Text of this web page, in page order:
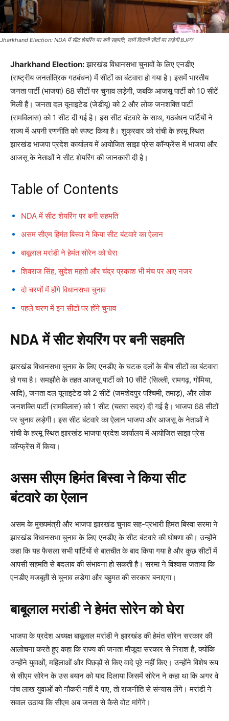
Jharkhand Election: NDA में सीट शेयरिंग पर बनी सहमति, जानें कितनी सीटों पर लड़ेगी BJP?
Jharkhand Election:झारखंड विधानसभा चुनावों के लिए एनडीए
(राष्ट्रीय जनतांत्रिक गठबंधन) में सीटों का बंटवारा हो गया है। इसमें भारतीय
जनता पार्टी (भाजपा) 68 सीटों पर चुनाव लड़ेगी, जबकि आजसू पार्टी को 10 सीटें
मिली हैं। जनता दल यूनाइटेड (जेडीयू) को 2 और लोक जनशक्ति पार्टी
(रामविलास) को 1 सीट दी गई है। इस सीट बंटवारे के साथ, गठबंधन पार्टियों ने
राज्य में अपनी रणनीति को स्पष्ट किया है। शुक्रवार को रांची के हरमू स्थित
झारखंड भाजपा प्रदेश कार्यालय में आयोजित साझा प्रेस कॉन्फ्रेंस में भाजपा और
आजसू के नेताओं ने सीट शेयरिंग की जानकारी दी है।
Table of Contents
NDA में सीट शेयरिंग पर बनी सहमति
असम सीएम हिमंत बिस्वा ने किया सीट बंटवारे का ऐलान
बाबूलाल मरांडी ने हेमंत सोरेन को घेरा
शिवराज सिंह, सुदेश महतो और चंद्र प्रकाश भी मंच पर आए नजर
दो चरणों में होंगे विधानसभा चुनाव
पहले चरण में इन सीटों पर होंगे चुनाव
NDA में सीट शेयरिंग पर बनी सहमति
झारखंड विधानसभा चुनाव के लिए एनडीए के घटक दलों के बीच सीटों का बंटवारा
हो गया है। समझौते के तहत आजसू पार्टी को 10 सीटें (सिल्ली, रामगढ़, गोमिया,
आदि), जनता दल यूनाइटेड को 2 सीटें (जमशेदपुर पश्चिमी, तमाड़), और लोक
जनशक्ति पार्टी (रामविलास) को 1 सीट (चतरा सदर) दी गई है। भाजपा 68 सीटों
पर चुनाव लड़ेगी। इस सीट बंटवारे का ऐलान भाजपा और आजसू के नेताओं ने
रांची के हरमू स्थित झारखंड भाजपा प्रदेश कार्यालय में आयोजित साझा प्रेस
कॉन्फ्रेंस में किया।
असम सीएम हिमंत बिस्वा ने किया सीट
बंटवारे का ऐलान
असम के मुख्यमंत्री और भाजपा झारखंड चुनाव सह-प्रभारी हिमंत बिस्वा सरमा ने
झारखंड विधानसभा चुनाव के लिए एनडीए के सीट बंटवारे की घोषणा की। उन्होंने
कहा कि यह फैसला सभी पार्टियों से बातचीत के बाद किया गया है और कुछ सीटों में
आपसी सहमति से बदलाव की संभावना हो सकती है। सरमा ने विश्वास जताया कि
एनडीए मजबूती से चुनाव लड़ेगा और बहुमत की सरकार बनाएगा।
बाबूलाल मरांडी ने हेमंत सोरेन को घेरा
भाजपा के प्रदेश अध्यक्ष बाबूलाल मरांडी ने झारखंड की हेमंत सोरेन सरकार की
आलोचना करते हुए कहा कि राज्य की जनता मौजूदा सरकार से निराश है, क्योंकि
उन्होंने युवाओं, महिलाओं और पिछड़ों से किए वादे पूरे नहीं किए। उन्होंने विशेष रूप
से सीएम सोरेन के उस बयान को याद दिलाया जिसमें सोरेन ने कहा था कि अगर वे
पांच लाख युवाओं को नौकरी नहीं दे पाए, तो राजनीति से संन्यास लेंगे। मरांडी ने
सवाल उठाया कि सीएम अब जनता से कैसे वोट मांगेंगे।